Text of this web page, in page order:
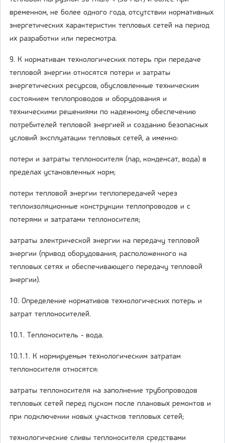
временном, не более одного года, отсутствии нормативных
энергетических характеристик тепловых сетей на период
их разработки или пересмотра.
9. К нормативам технологических потерь при передаче
тепловой энергии относятся потери и затраты
энергетических ресурсов, обусловленные техническим
состоянием теплопроводов и оборудования и
техническими решениями по надежному обеспечению
потребителей тепловой энергией и созданию безопасных
условий эксплуатации тепловых сетей, а именно:
потери и затраты теплоносителя (пар, конденсат, вода) в
пределах установленных норм;
потери тепловой энергии теплопередачей через
теплоизоляционные конструкции теплопроводов и с
потерями и затратами теплоносителя;
затраты электрической энергии на передачу тепловой
энергии (привод оборудования, расположенного на
тепловых сетях и обеспечивающего передачу тепловой
энергии).
10. Определение нормативов технологических потерь и
затрат теплоносителей.
10.1. Теплоноситель - вода.
10.1.1. К нормируемым технологическим затратам
теплоносителя относятся:
затраты теплоносителя на заполнение трубопроводов
тепловых сетей перед пуском после плановых ремонтов и
при подключении новых участков тепловых сетей;
технологические сливы теплоносителя средствами